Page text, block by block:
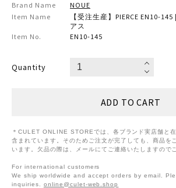
Brand Name
NOUE
Item Name
【受注生産】PIERCE EN10-
アス
Item No.
EN10-145
Quantity
＊CULET ONLINE STOREでは、各ブランド実店舗と
含まれています。そのためご注文が完了しても、商品を
います。欠品の際は、メールにてご連絡いたしますので
For international customers
We ship worldwide and accept orders by email.
inquiries. online@culet-web.shop